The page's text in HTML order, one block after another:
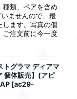
種類、ペアを含め
ませんので、最
します。写真の個
ご注文前に今一度
トグラマ ディアマ
個体販売】(アピ
[ac29-